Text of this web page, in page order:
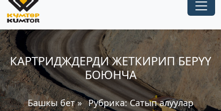
КАРТРИДЖДЕРДИ ЖЕТКИРИП БЕРҮҮ
БОЮНЧА
Башкы бет» Рубрика:Сатып алуулар